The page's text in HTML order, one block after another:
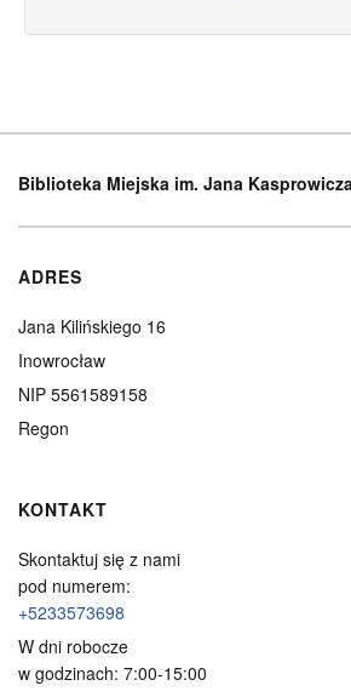
Biblioteka Miejska im. Jana
ADRES
Jana Kilińskiego 16
Inowrocław
NIP 5561589158
Regon
KONTAKT
Skontaktuj się z nami
pod numerem:
+5233573698
W dni robocze
w godzinach: 7:00-15:00